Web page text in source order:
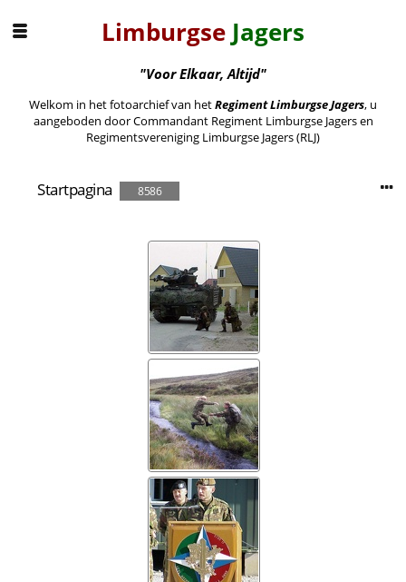
Limburgse Jagers
"Voor Elkaar, Altijd"
Welkom in het fotoarchief van hetRegiment Limburgse Jagers, u
aangeboden door Commandant Regiment Limburgse Jagers en
Regimentsvereniging Limburgse Jagers (RLJ)
Startpagina 8586